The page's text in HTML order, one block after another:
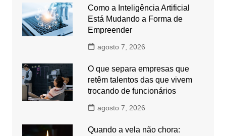
Como a Inteligência Artificial
Está Mudando a Forma de
Empreender
agosto 7, 2026
O que separa empresas que
retêm talentos das que vivem
trocando de funcionários
agosto 7, 2026
Quando a vela não chora: